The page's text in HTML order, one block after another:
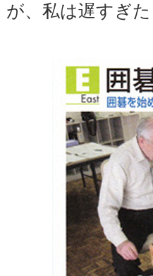
が、私は遅すぎ